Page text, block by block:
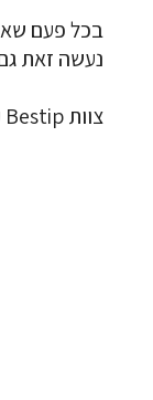
בכל פעם
נעשה זאת
צוות Bestip עלה על כביש 40 כדי להכיר ולבדוק מקרוב אטרקציות מיוחדות בדרום שנמצאות מתחת לאף.